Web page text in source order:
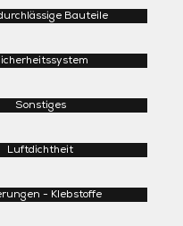
Bauteile
Sonstiges
Luftdichtheit
- Klebstoffe